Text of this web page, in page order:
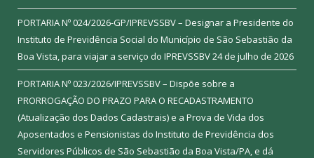
PORTARIA Nº 024/2026-GP/IPREVSSBV – Designar a Presidente do
Instituto de Previdência Social do Município de São Sebastião da
Boa Vista, para viajar a serviço do IPREVSSBV24 de julho de 2026
PORTARIA Nº 023/2026/IPREVSSBV – Dispõe sobre a
PRORROGAÇÃO DO PRAZO PARA O RECADASTRAMENTO
(Atualização dos Dados Cadastrais) e a Prova de Vida dos
Aposentados e Pensionistas do Instituto de Previdência dos
Servidores Públicos de São Sebastião da Boa Vista/PA, e dá